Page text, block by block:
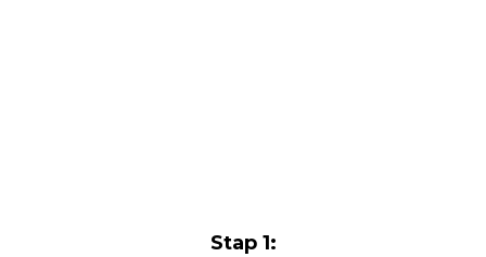
Stap 1: